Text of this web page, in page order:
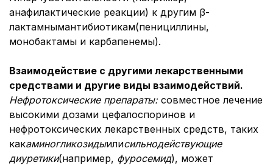
анафилактические реакции) к другим β-
лактамнымантибиотикам(пенициллины,
монобактамы и карбапенемы).
Взаимодействие с другими лекарственными
средствами и другие виды взаимодействий.
Нефротоксические препараты: совместное лечение
высокими дозами цефалоспоринов и
нефротоксических лекарственных средств, таких
какаминогликозидыилисильнодействующие
диуретики(например, фуросемид), может